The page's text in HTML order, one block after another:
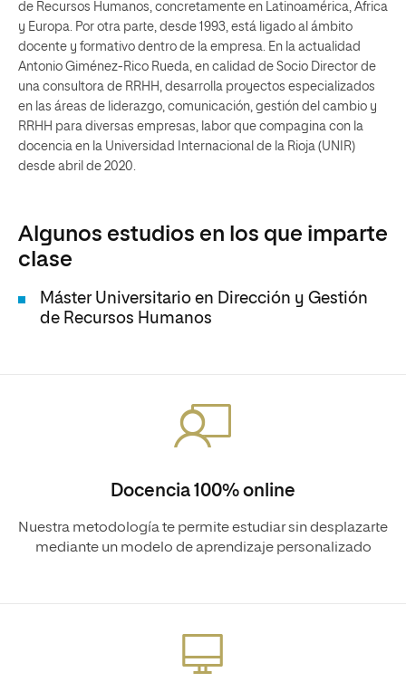
de Recursos Humanos, concretamente en Latinoamérica, África
y Europa. Por otra parte, desde 1993, está ligado al ámbito
docente y formativo dentro de la empresa. En la actualidad
Antonio Giménez-Rico Rueda, en calidad de Socio Director de
una consultora de RRHH, desarrolla proyectos especializados
en las áreas de liderazgo, comunicación, gestión del cambio y
RRHH para diversas empresas, labor que compagina con la
docencia en la Universidad Internacional de la Rioja (UNIR)
desde abril de 2020.
Algunos estudios en los que imparte
clase
Máster Universitario en Dirección y Gestión
de Recursos Humanos
Docencia 100% online
Nuestra metodología te permite estudiar sin desplazarte
mediante un modelo de aprendizaje personalizado